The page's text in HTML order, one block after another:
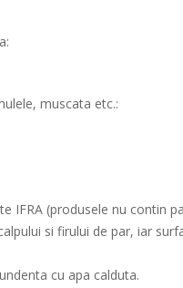
muscata etc.:
IFRA (produsele nu contin
si firului de par, iar
cu apa calduta.